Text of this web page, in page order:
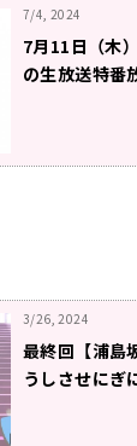
7/4, 2024
7月11日（木
の生放送特番
3/26, 2024
最終回【浦島
うしさせにぎ